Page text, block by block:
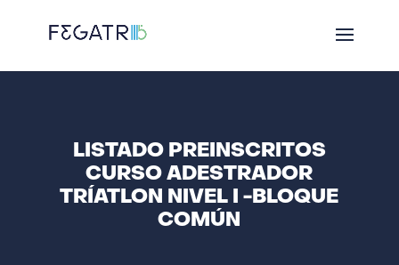
LISTADO PREINSCRITOS
CURSO ADESTRADOR
TRÍATLON NIVEL I -BLOQUE
COMÚN